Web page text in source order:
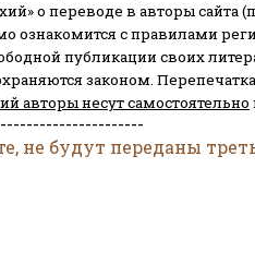
о переводе в авторы
ознакомится с правилами
публикации своих
законом.
авторы несут самостоятельно
не будут переданы